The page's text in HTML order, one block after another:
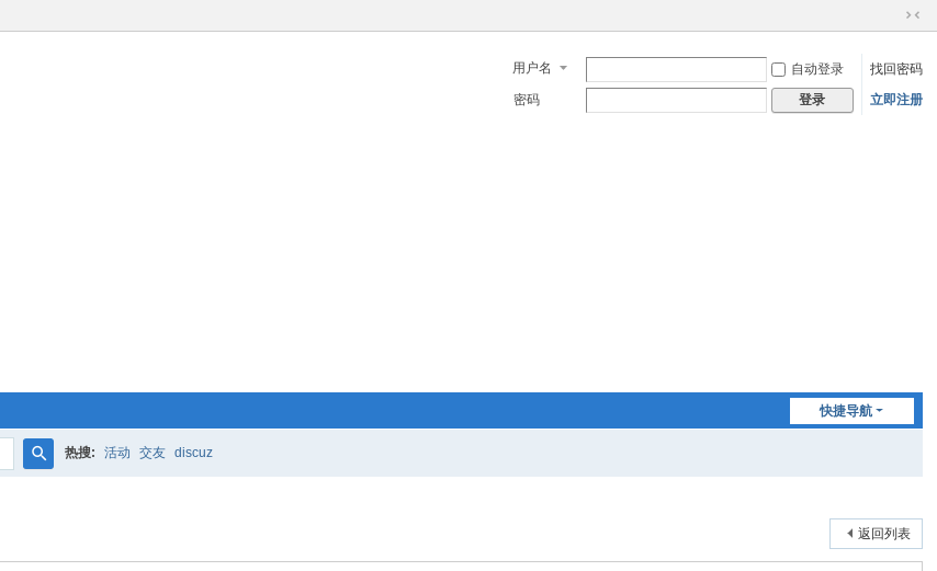
切
到
窄
用户名 自动登录
找回密码
密码
登录 立即注册
快捷导航
热搜: 活动 交友 discuz
返回列表